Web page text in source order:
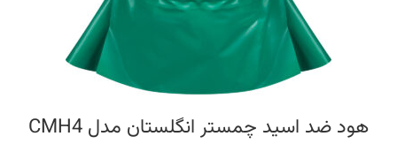
هود ضد اسید چمستر انگلستان مدل CMH4